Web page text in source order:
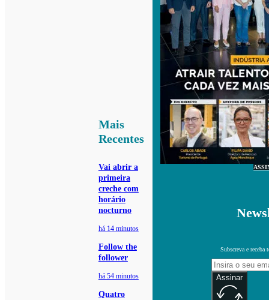
Mais
Recentes
Vai abrir a
primeira
creche com
horário
nocturno
há 14 minutos
Follow the
follower
há 54 minutos
Quatro
Subscreva e receba
Assinar